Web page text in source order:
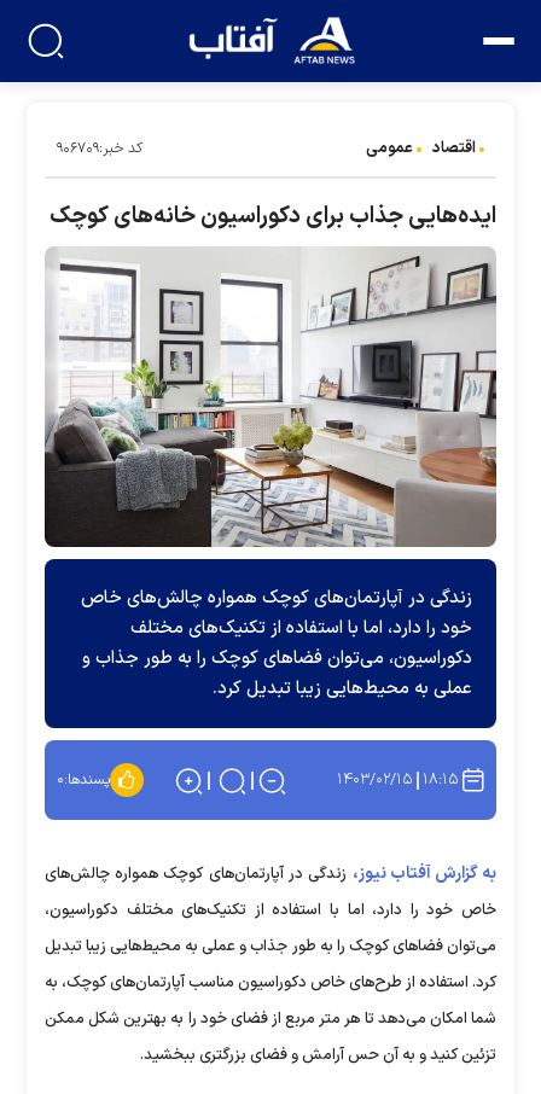
اقتصاد عمومی کد خبر:۹۰۶۷۰۹
ایده‌هایی جذاب برای دکوراسیون خانه‌های کوچک
زندگی در آپارتمان‌های کوچک همواره چالش‌های خاص
خود را دارد، اما با استفاده از تکنیک‌های مختلف
دکوراسیون، می‌توان فضا‌های کوچک را به طور جذاب و
عملی به محیط‌هایی زیبا تبدیل کرد.
۱۸:۱۵ ۱۴۰۳/۰۲/۱۵ پسندها:۰
به گزارش آفتاب نیوز، زندگی در آپارتمان‌های کوچک همواره چالش‌های
خاص خود را دارد، اما با استفاده از تکنیک‌های مختلف دکوراسیون،
می‌توان فضا‌های کوچک را به طور جذاب و عملی به محیط‌هایی زیبا تبدیل
کرد. استفاده از طرح‌های خاص دکوراسیون مناسب آپارتمان‌های کوچک، به
شما امکان می‌دهد تا هر متر مربع از فضای خود را به بهترین شکل ممکن
تزئین کنید و به آن حس آرامش و فضای بزرگتری ببخشید.